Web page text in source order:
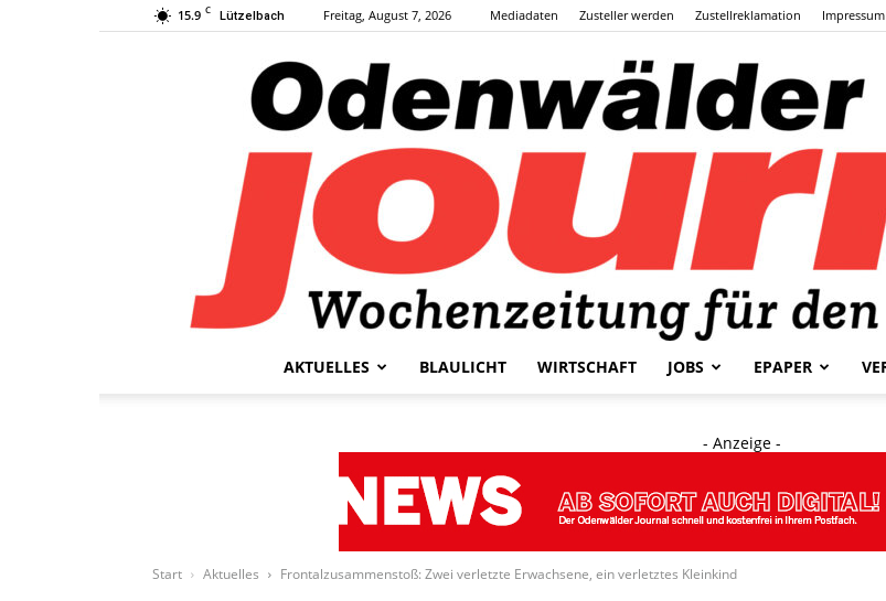
15.9 C Lützelbach Freitag, August 7, 2026 Mediadaten Zusteller werden Zustellreklamation Impressum
Journal
AKTUELLES BLAULICHT WIRTSCHAFT JOBS EPAPER
- Anzeige -
Start Aktuelles Frontalzusammenstoß: Zwei verletzte Erwachsene, ein verletztes Kleinkind